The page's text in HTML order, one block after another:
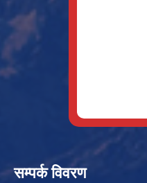
सम्पर्क विवरण